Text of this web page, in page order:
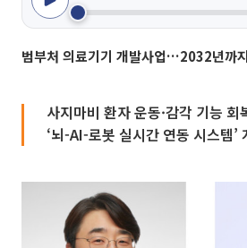
범부처 의료기기 개발사업…2032년까
사지마비 환자 운동·감각 기능 회
‘뇌-AI-로봇 실시간 연동 시스템’